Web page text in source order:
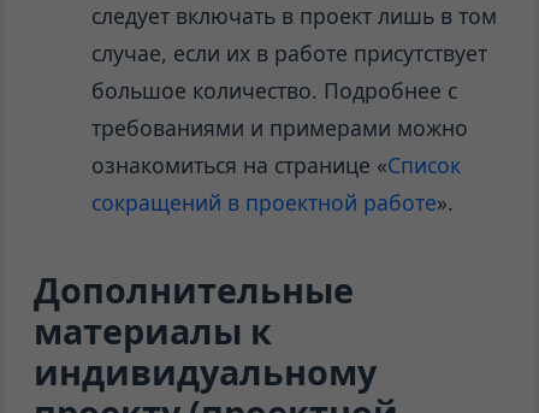
следует включать в проект лишь в том
случае, если их в работе присутствует
большое количество. Подробнее с
требованиями и примерами можно
ознакомиться на странице «Список
сокращений в проектной работе».
Дополнительные
материалы к
индивидуальному